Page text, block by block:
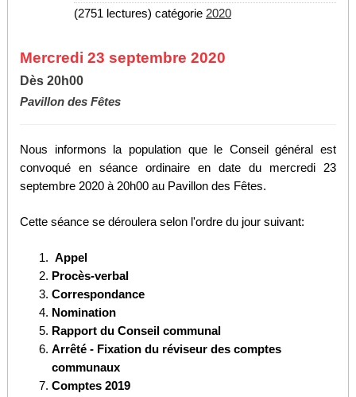
(2751 lectures) catégorie 2020
Mercredi 23 septembre 2020
Dès 20h00
Pavillon des Fêtes
Nous informons la population que le Conseil général est
convoqué en séance ordinaire en date du mercredi 23
septembre 2020 à 20h00 au Pavillon des Fêtes.
Cette séance se déroulera selon l'ordre du jour suivant:
Appel
Procès-verbal
Correspondance
Nomination
Rapport du Conseil communal
Arrêté - Fixation du réviseur des comptes
communaux
Comptes 2019